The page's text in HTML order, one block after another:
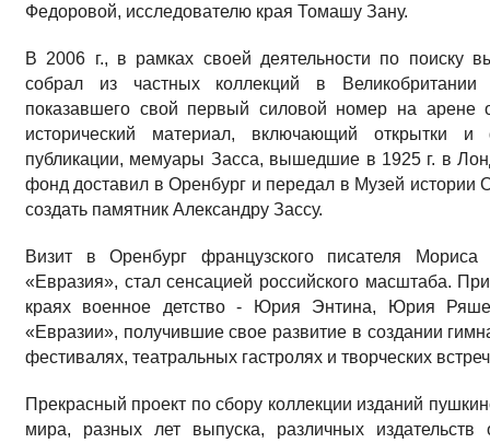
Федоровой, исследователю края Томашу Зану.
В 2006 г., в рамках своей деятельности по поиску
собрал из частных коллекций в
показавшего свой первый силовой номер на арене
исторический материал, включающий открытки
публикации, мемуары Засса, вышедшие в 1925 г. в
фонд доставил в Оренбург и передал в Музей истории
создать памятник Александру Зассу.
Визит в Оренбург французского писателя
«Евразия», стал сенсацией российского масштаба.
краях военное детство - Юрия Энтина, Юрия
«Евразии», получившие свое развитие в создании
фестивалях, театральных гастролях и творческих
Прекрасный проект по сбору коллекции изданий
мира, разных лет выпуска, различных издательств